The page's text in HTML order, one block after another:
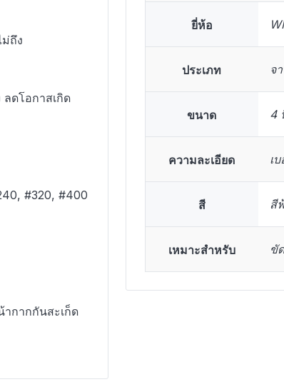
ถึง
ดโอกาสเกิด
#320, #400
กากกันสะเก็ด
ยี่ห้อ
ประเภท จ
ขนาด 4
ความละเอียด เ
สี สี
เหมาะสำหรับ ขั